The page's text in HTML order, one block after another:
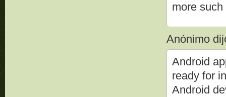
more
Anónimo
Android
ready for
Android